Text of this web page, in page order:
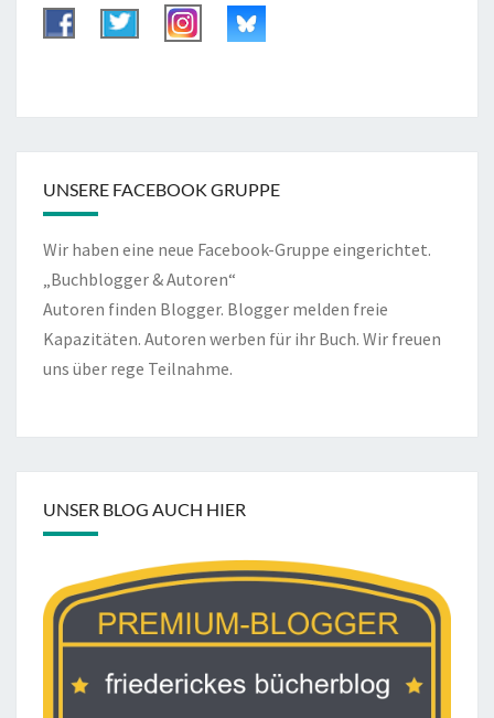
UNSERE FACEBOOK GRUPPE
Wir haben eine neue Facebook-Gruppe eingerichtet.
„Buchblogger & Autoren“
Autoren finden Blogger. Blogger melden freie
Kapazitäten. Autoren werben für ihr Buch. Wir freuen
uns über rege Teilnahme.
UNSER BLOG AUCH HIER